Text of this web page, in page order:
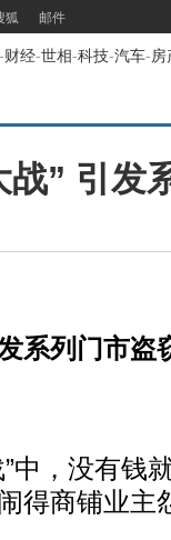
狐 邮件
-财经-世相-科技-汽车-房
战” 引发
系列门市盗
，没有钱
得商铺业